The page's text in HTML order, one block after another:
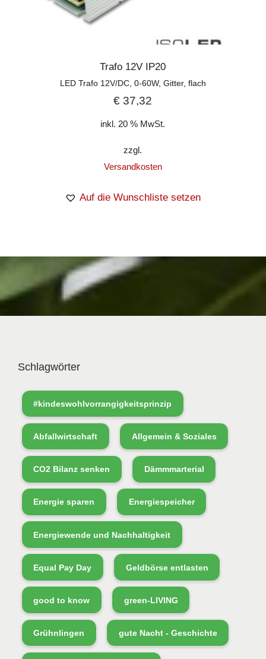
Trafo 12V IP20
LED Trafo 12V/DC, 0-60W, Gitter, flach
€ 37,32
inkl. 20 % MwSt.
zzgl.
Versandkosten
Auf die Wunschliste setzen
Schlagwörter
#kindeswohlvorrangigkeitsprinzip
Abfallwirtschaft Allgemein & Soziales
CO2 Bilanz senken Dämmmarterial
Energie sparen Energiespeicher
Energiewende und Nachhaltigkeit
Equal Pay Day Geldbörse entlasten
good to know green-LIVING
Grühnlingen gute Nacht - Geschichte